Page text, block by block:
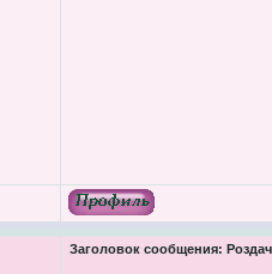
Заголовок сообщения: